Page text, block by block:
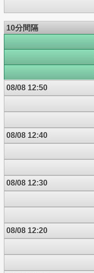
10分間隔
08/08 12:50
08/08 12:40
08/08 12:30
08/08 12:20